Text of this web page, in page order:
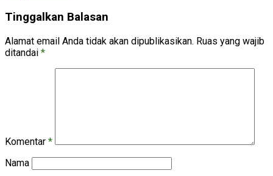
Tinggalkan Balasan
Alamat email Anda tidak akan dipublikasikan. Ruas yang wajib
ditandai *
Komentar *
Nama